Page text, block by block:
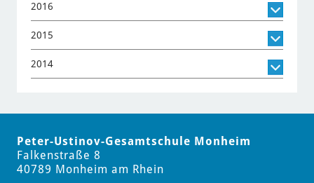
2016
2015
2014
Peter-Ustinov-Gesamtschule Monheim
Falkenstraße 8
40789 Monheim am Rhein